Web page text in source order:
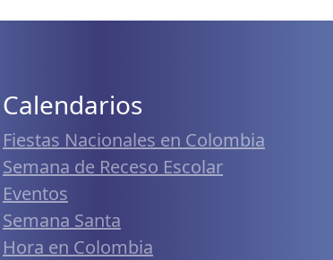
Calendarios
Fiestas Nacionales en Colombia
Semana de Receso Escolar
Eventos
Semana Santa
Hora en Colombia